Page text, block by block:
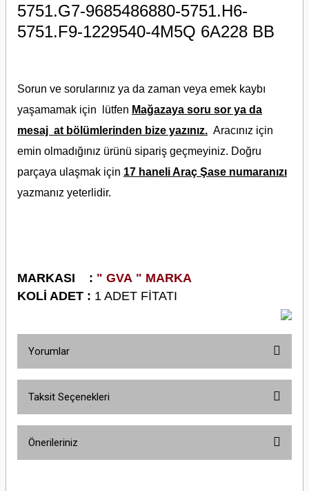
5751.G7-9685486880-5751.H6-
5751.F9-1229540-4M5Q 6A228 BB
Sorun ve sorularınız ya da zaman veya emek kaybı
yaşamamak için lütfen Mağazaya soru sor ya da
mesaj at bölümlerinden bize yazınız. Aracınız için
emin olmadığınız ürünü sipariş geçmeyiniz. Doğru
parçaya ulaşmak için 17 haneli Araç Şase numaranızı
yazmanız yeterlidir.
MARKASI : " GVA " MARKA
KOLİ ADET : 1 ADET FİTATI
Yorumlar
Taksit Seçenekleri
Önerileriniz